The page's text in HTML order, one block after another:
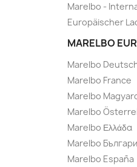
Marelbo -
Europäischer
MARELBO
Marelbo
Marelbo France
Marelbo
Marelbo
Marelbo Ελλάδα
Marelbo
Marelbo España